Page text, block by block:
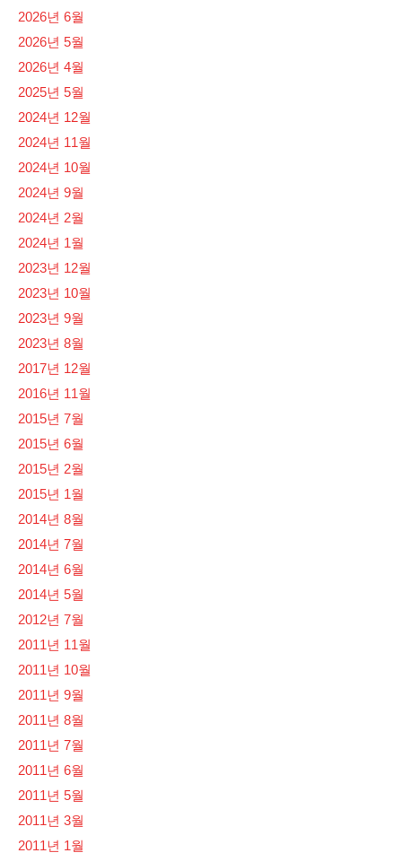
2026년 6월
2026년 5월
2026년 4월
2025년 5월
2024년 12월
2024년 11월
2024년 10월
2024년 9월
2024년 2월
2024년 1월
2023년 12월
2023년 10월
2023년 9월
2023년 8월
2017년 12월
2016년 11월
2015년 7월
2015년 6월
2015년 2월
2015년 1월
2014년 8월
2014년 7월
2014년 6월
2014년 5월
2012년 7월
2011년 11월
2011년 10월
2011년 9월
2011년 8월
2011년 7월
2011년 6월
2011년 5월
2011년 3월
2011년 1월